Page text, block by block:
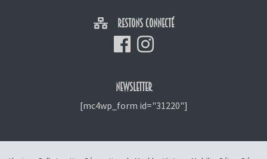
RESTONS CONNECTÉ
NEWSLETTER
[mc4wp_form id="31220"]